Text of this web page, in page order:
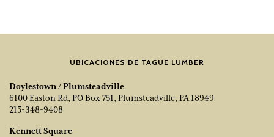
UBICACIONES DE TAGUE LUMBER
Doylestown / Plumsteadville
6100 Easton Rd, PO Box 751, Plumsteadville, PA 18949
215-348-9408
Kennett Square